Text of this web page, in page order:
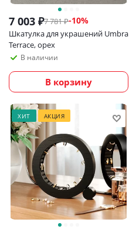
7 003 ₽7 781₽-10%
Шкатулка для украшений Umbra
Terrace, орех
В наличии
В корзину
ХИТ АКЦИЯ